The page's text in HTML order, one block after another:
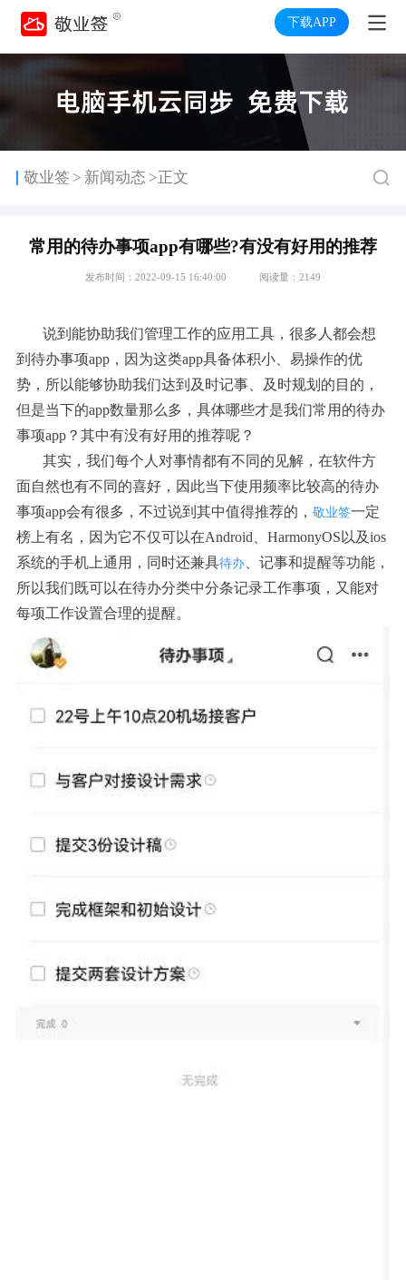
下载APP
敬业签 > 新闻动态 >正文
常用的待办事项app有哪些?有没有好用的推荐
发布时间：2022-09-15 16:40:00 阅读量：2149
说到能协助我们管理工作的应用工具，很多人都会想
到待办事项app，因为这类app具备体积小、易操作的优
势，所以能够协助我们达到及时记事、及时规划的目的，
但是当下的app数量那么多，具体哪些才是我们常用的待办
事项app？其中有没有好用的推荐呢？
其实，我们每个人对事情都有不同的见解，在软件方
面自然也有不同的喜好，因此当下使用频率比较高的待办
事项app会有很多，不过说到其中值得推荐的， 敬业签一定
榜上有名，因为它不仅可以在Android、HarmonyOS以及ios
系统的手机上通用，同时还兼具待办、记事和提醒等功能，
所以我们既可以在待办分类中分条记录工作事项，又能对
每项工作设置合理的提醒。